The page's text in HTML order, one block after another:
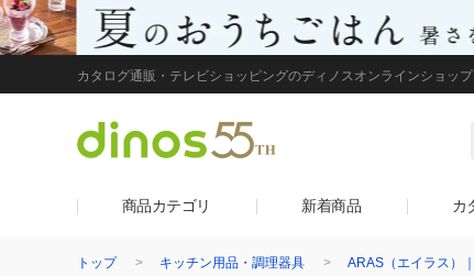
カタログ通販・テレビショッピングのディノスオンラインショップ
商品カテゴリ 新着商品 カ
トップ キッチン用品・調理器具 ARAS（エイラス）